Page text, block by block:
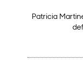
Patricia